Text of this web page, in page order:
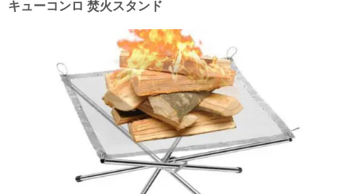
キューコンロ 焚火スタンド